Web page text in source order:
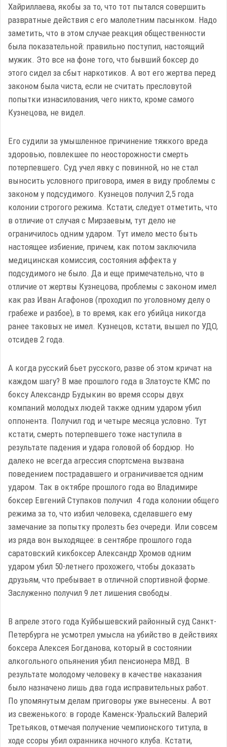
Хайриллаева, якобы за то, что тот пытался совершить
развратные действия с его малолетним пасынком. Надо
заметить, что в этом случае реакция общественности
была показательной: правильно поступил, настоящий
мужик. Это все на фоне того, что бывший боксер до
этого сидел за сбыт наркотиков. А вот его жертва перед
законом была чиста, если не считать пресловутой
попытки изнасилования, чего никто, кроме самого
Кузнецова, не видел.
Его судили за умышленное причинение тяжкого вреда
здоровью, повлекшее по неосторожности смерть
потерпевшего. Суд учел явку с повинной, но не стал
выносить условного приговора, имея в виду проблемы с
законом у подсудимого. Кузнецов получил 2,5 года
колонии строгого режима. Кстати, следует отметить, что
в отличие от случая с Мирзаевым, тут дело не
ограничилось одним ударом. Тут имело место быть
настоящее избиение, причем, как потом заключила
медицинская комиссия, состояния аффекта у
подсудимого не было. Да и еще примечательно, что в
отличие от жертвы Кузнецова, проблемы с законом имел
как раз Иван Агафонов (проходил по уголовному делу о
грабеже и разбое), в то время, как его убийца никогда
ранее таковых не имел. Кузнецов, кстати, вышел по УДО,
отсидев 2 года.
А когда русский бьет русского, разве об этом кричат на
каждом шагу? В мае прошлого года в Златоусте КМС по
боксу Александр Будыкин во время ссоры двух
компаний молодых людей также одним ударом убил
оппонента. Получил год и четыре месяца условно. Тут
кстати, смерть потерпевшего тоже наступила в
результате падения и удара головой об бордюр. Но
далеко не всегда агрессия спортсмена вызвана
поведением пострадавшего и ограничивается одним
ударом. Так в октябре прошлого года во Владимире
боксер Евгений Ступаков получил 4 года колонии общего
режима за то, что избил человека, сделавшего ему
замечание за попытку пролезть без очереди. Или совсем
из ряда вон выходящее: в сентябре прошлого года
саратовский кикбоксер Александр Хромов одним
ударом убил 50-летнего прохожего, чтобы доказать
друзьям, что пребывает в отличной спортивной форме.
Заслуженно получил 9 лет лишения свободы.
В апреле этого года Куйбышевский районный суд Санкт-
Петербурга не усмотрел умысла на убийство в действиях
боксера Алексея Богданова, который в состоянии
алкогольного опьянения убил пенсионера МВД. В
результате молодому человеку в качестве наказания
было назначено лишь два года исправительных работ.
По упомянутым делам приговоры уже вынесены. А вот
из свеженького: в городе Каменск-Уральский Валерий
Третьяков, отмечая получение чемпионского титула, в
ходе ссоры убил охранника ночного клуба. Кстати,